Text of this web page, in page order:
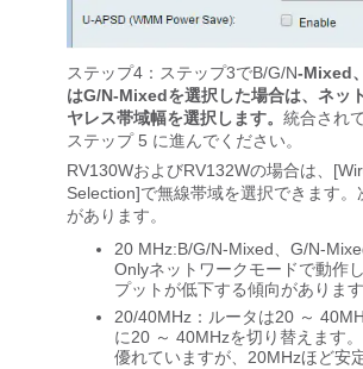
ステップ4：ステップ3でB/G/N-Mixed
はG/N-Mixedを選択した場合は、ネッ
ヤレス帯域幅を選択します。 統合され
ステップ 5 に進んでください。
RV130WおよびRV132Wの場合は、
Selection]で無線帯域を選択できます。
があります。
20 MHz:B/G/N-Mixed、G/N-
Onlyネットワークモードで動作
プットが低下する傾向があります
20/40MHz：ルータは20 ～
に20 ～ 40MHzを切り替えます
優れていますが、20MHzほど安